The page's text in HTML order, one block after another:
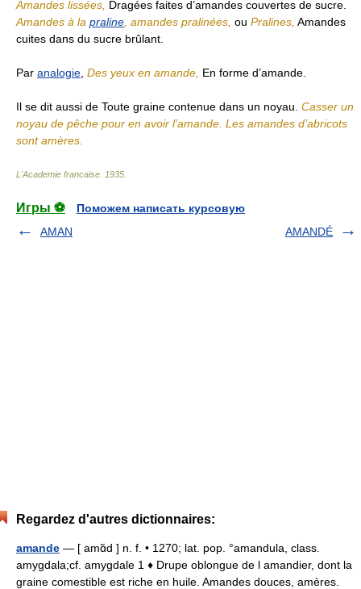
Amandes lissées, Dragées faites d’amandes couvertes de sucre.
Amandes à la praline , amandes pralinées, ou Pralines, Amandes
cuites dans du sucre brûlant.
Par analogie Des yeux en amande, En forme d’amande.
Il se dit aussi de Toute graine contenue dans un noyau. Casser un
noyau de pêche pour en avoir l’amande. Les amandes d’abricots
sont amères.
L'Academie francaise 1935
Игры ⚽
Поможем написать курсовую
AMAN
AMANDÉ
Regardez d'autres dictionnaires:
amande — [ amɑ̃d ] n. f. • 1270; lat. pop. °amandula, class.
amygdala;cf. amygdale 1 ♦ Drupe oblongue de l amandier, dont la
graine comestible est riche en huile. Amandes douces, amères.